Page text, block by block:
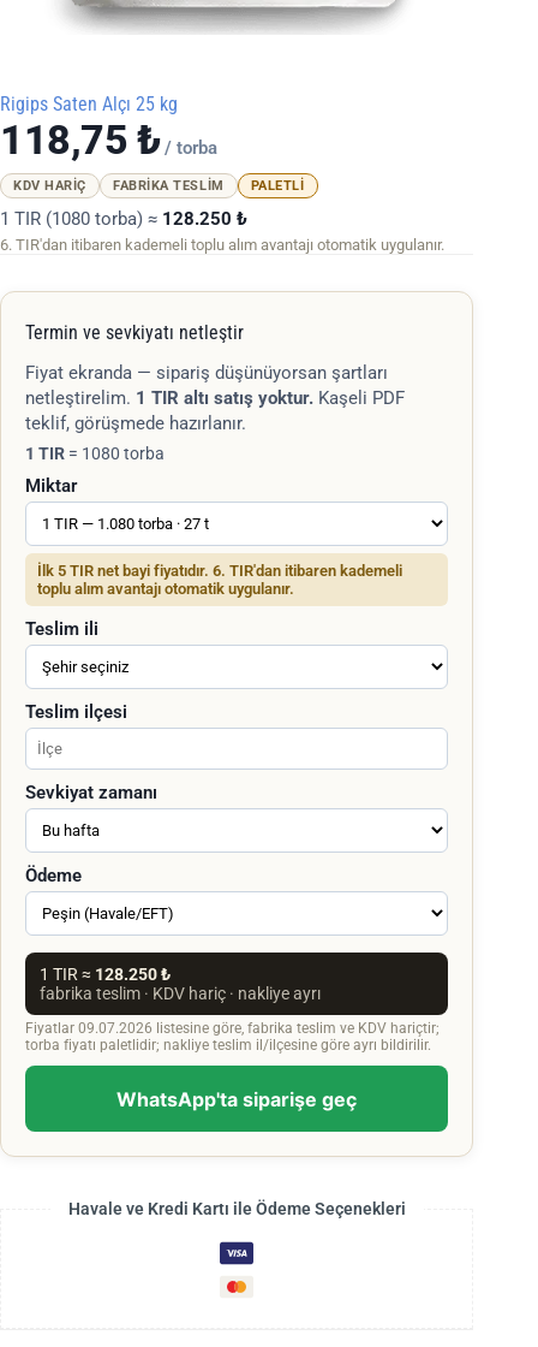
Rigips Saten Alçı 25 kg
118,75 ₺ / torba
KDV HARIÇ FABRIKA TESLIM PALETLI
1 TIR (1080 torba) ≈ 128.250 ₺
6. TIR'dan itibaren kademeli toplu alım avantajı otomatik uygulanır.
Termin ve sevkiyatı netleştir
Fiyat ekranda — sipariş düşünüyorsan şartları
netleştirelim. 1 TIR altı satış yoktur. Kaşeli PDF
teklif, görüşmede hazırlanır.
1 TIR = 1080 torba
Miktar
İlk 5 TIR net bayi fiyatıdır. 6. TIR'dan itibaren kademeli
toplu alım avantajı otomatik uygulanır.
Teslim ili
Teslim ilçesi
Sevkiyat zamanı
Ödeme
1 TIR ≈ 128.250 ₺
fabrika teslim · KDV hariç · nakliye ayrı
Fiyatlar 09.07.2026 listesine göre, fabrika teslim ve KDV hariçtir;
torba fiyatı paletlidir; nakliye teslim il/ilçesine göre ayrı bildirilir.
WhatsApp'ta siparişe geç
Havale ve Kredi Kartı ile Ödeme Seçenekleri